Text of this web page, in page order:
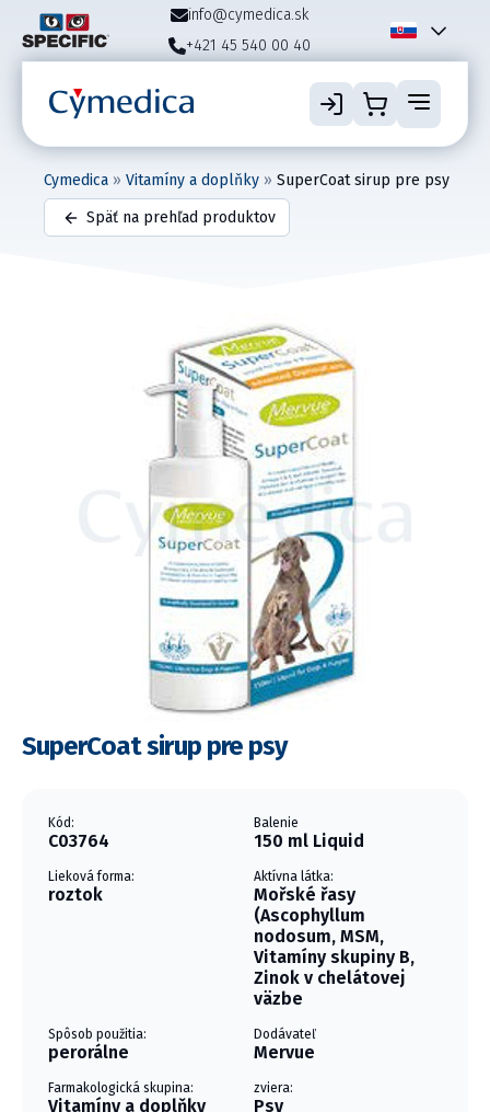
info@cymedica.sk
+421 45 540 00 40
Cymedica » Vitamíny a doplňky » SuperCoat sirup pre psy
Späť na prehľad produktov
SuperCoat sirup pre psy
Kód:
C03764
Balenie
150 ml Liquid
Lieková forma:
roztok
Aktívna látka:
Mořské řasy
(Ascophyllum
nodosum, MSM,
Vitamíny skupiny B,
Zinok v chelátovej
väzbe
Spôsob použitia:
perorálne
Dodávateľ
Mervue
Farmakologická skupina:
Vitamíny a doplňky
zviera:
Psy